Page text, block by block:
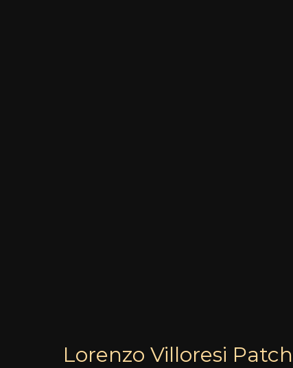
Lorenzo Villoresi